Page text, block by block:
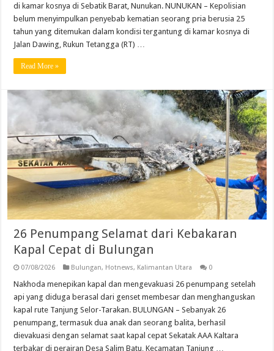
di kamar kosnya di Sebatik Barat, Nunukan. NUNUKAN – Kepolisian
belum menyimpulkan penyebab kematian seorang pria berusia 25
tahun yang ditemukan dalam kondisi tergantung di kamar kosnya di
Jalan Dawing, Rukun Tetangga (RT) …
Read More »
26 Penumpang Selamat dari Kebakaran
Kapal Cepat di Bulungan
07/08/2026 Bulungan, Hotnews, Kalimantan Utara 0
Nakhoda menepikan kapal dan mengevakuasi 26 penumpang setelah
api yang diduga berasal dari genset membesar dan menghanguskan
kapal rute Tanjung Selor-Tarakan. BULUNGAN – Sebanyak 26
penumpang, termasuk dua anak dan seorang balita, berhasil
dievakuasi dengan selamat saat kapal cepat Sekatak AAA Kaltara
terbakar di perairan Desa Salim Batu, Kecamatan Tanjung …